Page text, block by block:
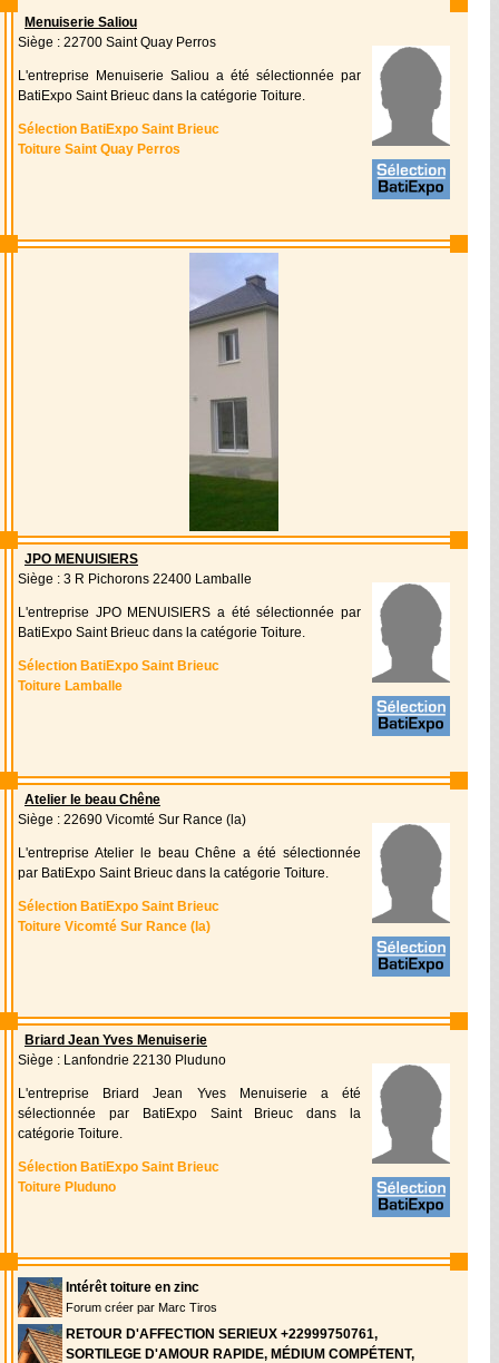
Menuiserie Saliou
Siège : 22700 Saint Quay Perros
L'entreprise Menuiserie Saliou a été sélectionnée par
BatiExpo Saint Brieuc dans la catégorie Toiture.
Sélection BatiExpo Saint Brieuc
Toiture Saint Quay Perros
JPO MENUISIERS
Siège : 3 R Pichorons 22400 Lamballe
L'entreprise JPO MENUISIERS a été sélectionnée par
BatiExpo Saint Brieuc dans la catégorie Toiture.
Sélection BatiExpo Saint Brieuc
Toiture Lamballe
Atelier le beau Chêne
Siège : 22690 Vicomté Sur Rance (la)
L'entreprise Atelier le beau Chêne a été sélectionnée
par BatiExpo Saint Brieuc dans la catégorie Toiture.
Sélection BatiExpo Saint Brieuc
Toiture Vicomté Sur Rance (la)
Briard Jean Yves Menuiserie
Siège : Lanfondrie 22130 Pluduno
L'entreprise Briard Jean Yves Menuiserie a été
sélectionnée par BatiExpo Saint Brieuc dans la
catégorie Toiture.
Sélection BatiExpo Saint Brieuc
Toiture Pluduno
Intérêt toiture en zinc
Forum créer par Marc Tiros
RETOUR D'AFFECTION SERIEUX +22999750761,
SORTILEGE D'AMOUR RAPIDE, MÉDIUM COMPÉTENT,